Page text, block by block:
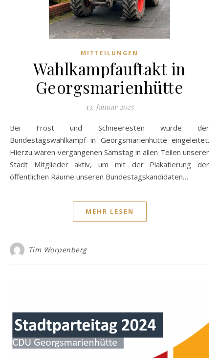
MITTEILUNGEN
Wahlkampfauftakt in
Georgsmarienhütte
13. Januar 2025
Bei Frost und Schneeresten wurde der
Bundestagswahlkampf in Georgsmarienhütte eingeleitet.
Hierzu waren vergangenen Samstag in allen Teilen unserer
Stadt Mitglieder aktiv, um mit der Plakatierung der
öffentlichen Räume unseren Bundestagskandidaten…
MEHR LESEN
Tim Worpenberg